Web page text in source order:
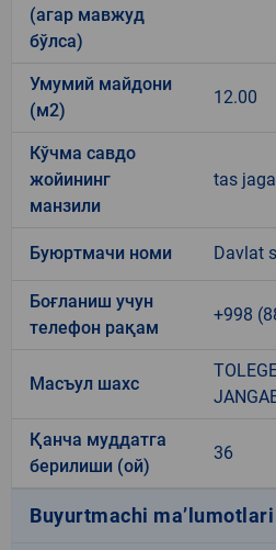
(агар мавжуд
бўлса)
Умумий майдони
(м2)
12.00
Кўчма савдо
жойининг
манзили
tas
Буюртмачи номи Davlat
Боғланиш учун
телефон рақам
+998
Масъул шахс
Қанча муддатга
берилиши (ой)
36
Buyurtmachi ma’lumotlari